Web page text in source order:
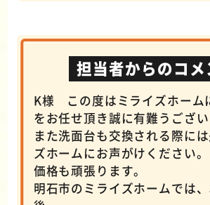
担当者からのコメ
K様 この度はミライズホーム
をお任せ頂き誠に有難うござい
また洗面台も交換される際に
ズホームにお声がけください。
価格も頑張ります。
明石市のミライズホームでは